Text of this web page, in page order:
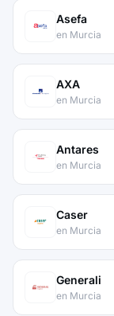
Asefa
en Murcia
AXA
en Murcia
Antares
en Murcia
Caser
en Murcia
Generali
en Murcia